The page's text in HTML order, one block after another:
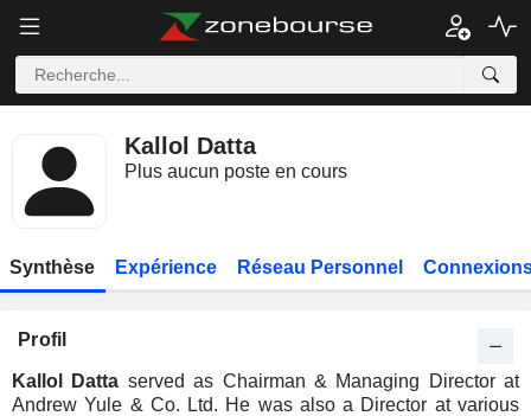
Kallol Datta
Plus aucun poste en cours
Synthèse Expérience Réseau Personnel
Profil
Kallol Datta served as Chairman & Managing Director at
Andrew Yule & Co. Ltd. He was also a Director at various